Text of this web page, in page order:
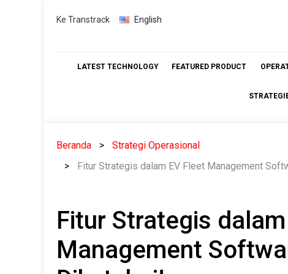
Skip
Ke Transtrack English
LATEST TECHNOLOGY FEATURED PRODUCT
Beranda
Strategi Operasional
Fitur Strategis dalam EV Fleet Management
Fitur Strategis
Management